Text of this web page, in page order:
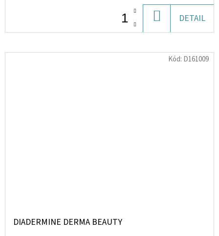
KOŠÍKU
DETAIL
DIADERMINE DERMA BEAUTY
Kód: D161009